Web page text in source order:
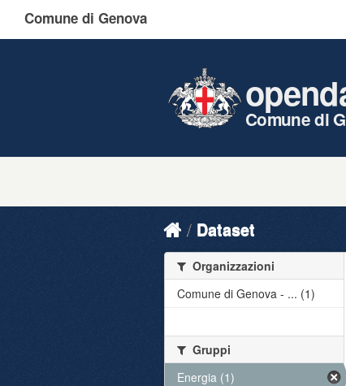
Comune di Genova
Comune di
Dataset
Organizzazioni
Comune di Genova - ... (1)
Gruppi
Energia (1)